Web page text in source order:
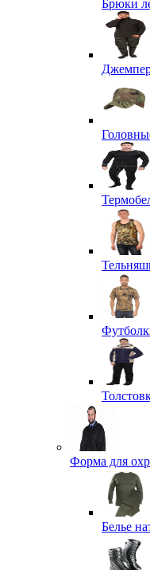
Брюки
Форма для
Белье